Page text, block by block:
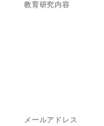
教育研究内容
メールアドレス